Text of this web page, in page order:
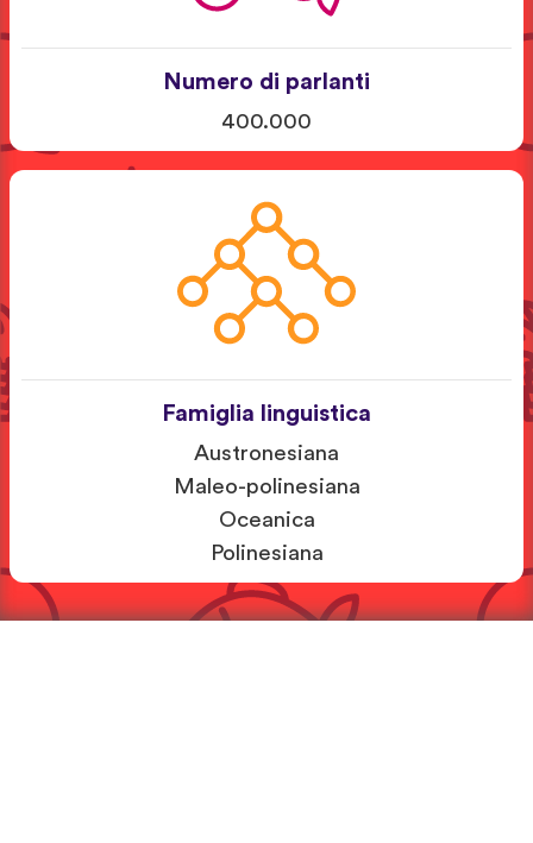
Numero di parlanti
400.000
Famiglia linguistica
Austronesiana
Maleo-polinesiana
Oceanica
Polinesiana